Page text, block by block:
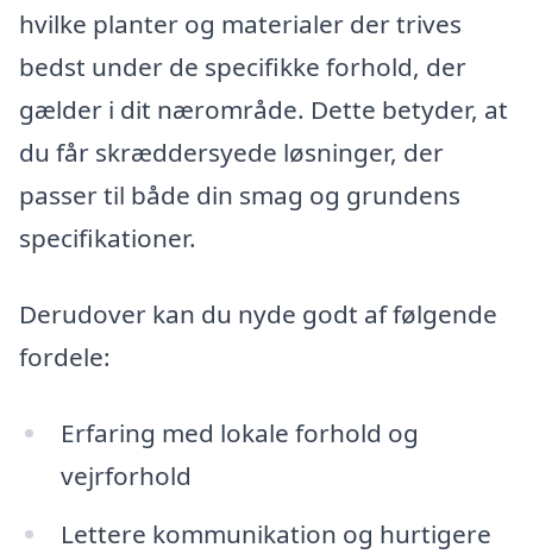
hvilke planter og materialer der trives
bedst under de specifikke forhold, der
gælder i dit nærområde. Dette betyder, at
du får skræddersyede løsninger, der
passer til både din smag og grundens
specifikationer.
Derudover kan du nyde godt af følgende
fordele:
Erfaring med lokale forhold og
vejrforhold
Lettere kommunikation og hurtigere